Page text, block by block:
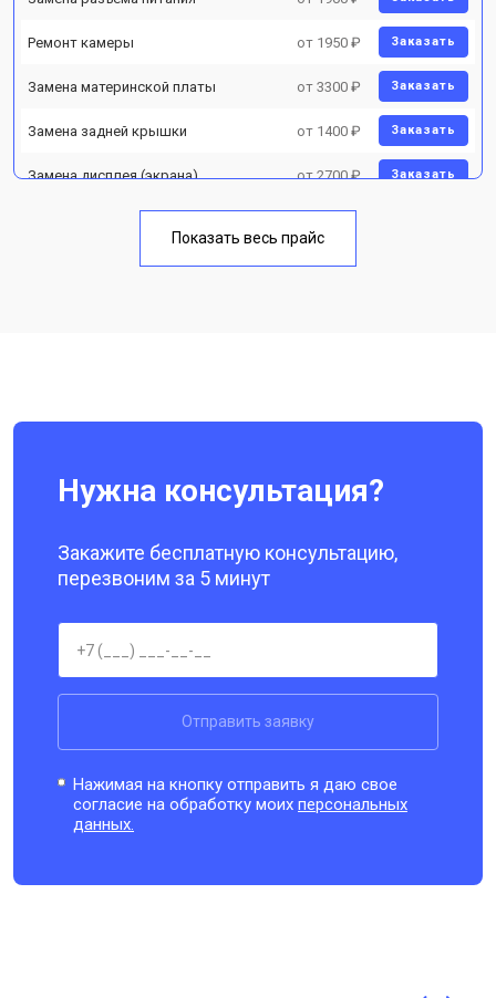
Ремонт камеры от 1950 ₽ Заказать
Замена материнской платы от 3300 ₽ Заказать
Замена задней крышки от 1400 ₽ Заказать
Замена дисплея (экрана) от 2700 ₽ Заказать
Замена кнопки включения от 1750 ₽
Показать весь прайс
Нужна консультация?
Закажите бесплатную консультацию,
перезвоним за 5 минут
Отправить заявку
Нажимая на кнопку отправить я даю свое
согласие на обработку моихперсональных
данных.